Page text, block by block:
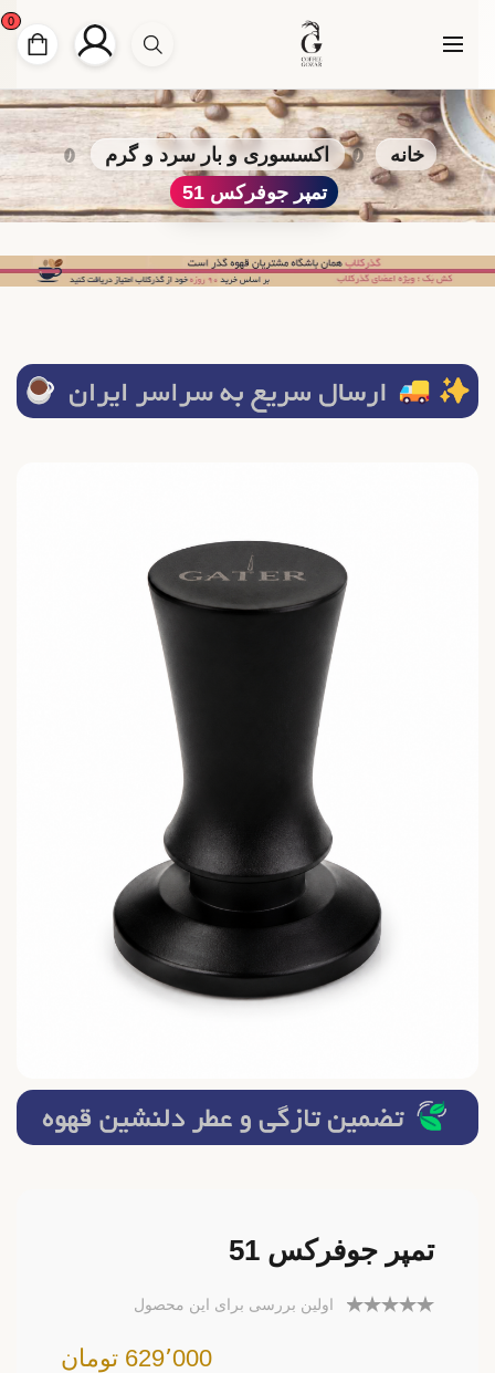
خانه
اکسسوری و بار سرد و گرم
تمپر جوفرکس 51
تمپر جوفرکس 51
اولین بررسی برای این محصول
629٬000 تومان